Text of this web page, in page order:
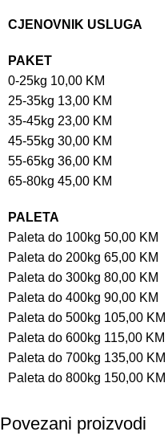
CJENOVNIK USLUGA
PAKET
0-25kg 10,00 KM
25-35kg 13,00 KM
35-45kg 23,00 KM
45-55kg 30,00 KM
55-65kg 36,00 KM
65-80kg 45,00 KM
PALETA
Paleta do 100kg 50,00 KM
Paleta do 200kg 65,00 KM
Paleta do 300kg 80,00 KM
Paleta do 400kg 90,00 KM
Paleta do 500kg 105,00 KM
Paleta do 600kg 115,00 KM
Paleta do 700kg 135,00 KM
Paleta do 800kg 150,00 KM
Povezani proizvodi